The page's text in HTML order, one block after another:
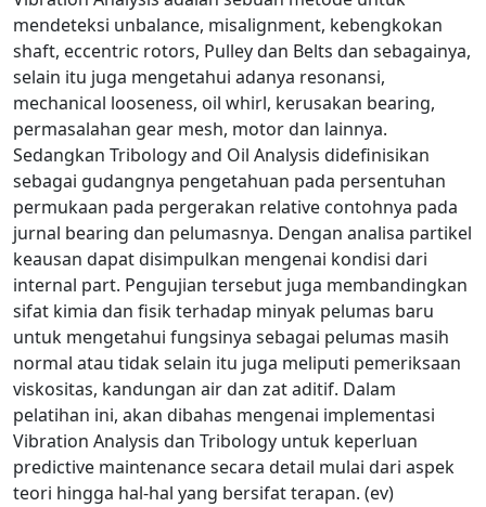
mendeteksi unbalance, misalignment, kebengkokan
shaft, eccentric rotors, Pulley dan Belts dan sebagainya,
selain itu juga mengetahui adanya resonansi,
mechanical looseness, oil whirl, kerusakan bearing,
permasalahan gear mesh, motor dan lainnya.
Sedangkan Tribology and Oil Analysis didefinisikan
sebagai gudangnya pengetahuan pada persentuhan
permukaan pada pergerakan relative contohnya pada
jurnal bearing dan pelumasnya. Dengan analisa partikel
keausan dapat disimpulkan mengenai kondisi dari
internal part. Pengujian tersebut juga membandingkan
sifat kimia dan fisik terhadap minyak pelumas baru
untuk mengetahui fungsinya sebagai pelumas masih
normal atau tidak selain itu juga meliputi pemeriksaan
viskositas, kandungan air dan zat aditif. Dalam
pelatihan ini, akan dibahas mengenai implementasi
Vibration Analysis dan Tribology untuk keperluan
predictive maintenance secara detail mulai dari aspek
teori hingga hal-hal yang bersifat terapan. (ev)